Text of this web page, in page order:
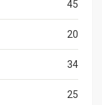
45
20
34
25